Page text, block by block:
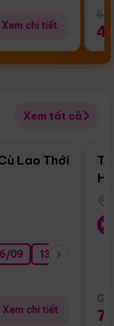
Xem chi tiết
Xem tất cả
Điểm nổi bật
Lao Thới
09 13/09
Xem chi tiết